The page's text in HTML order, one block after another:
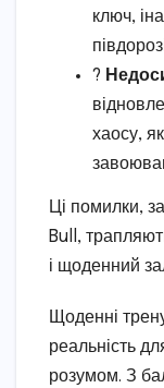
ключ,
?
хаосу,
Ці помилки,
Bull,
і щоденний
Щоденні
реальність
розумом. З